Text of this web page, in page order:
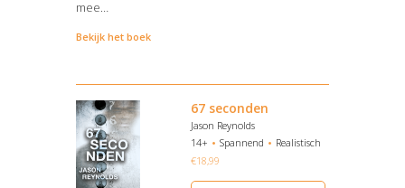
mee…
Bekijk het boek
67 seconden
Jason Reynolds
14+
Spannend
Realistisch
€18,99